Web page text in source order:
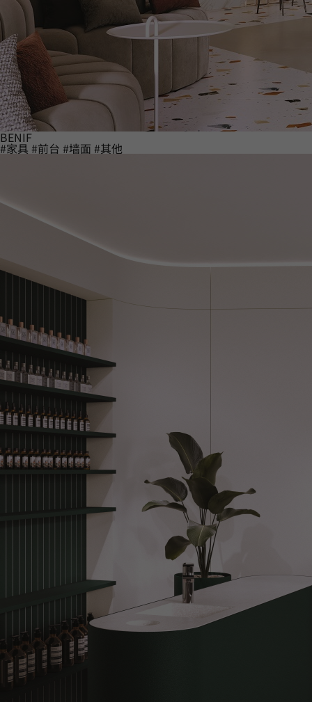
BENIF
#家具 #前台 #墙面 #其他